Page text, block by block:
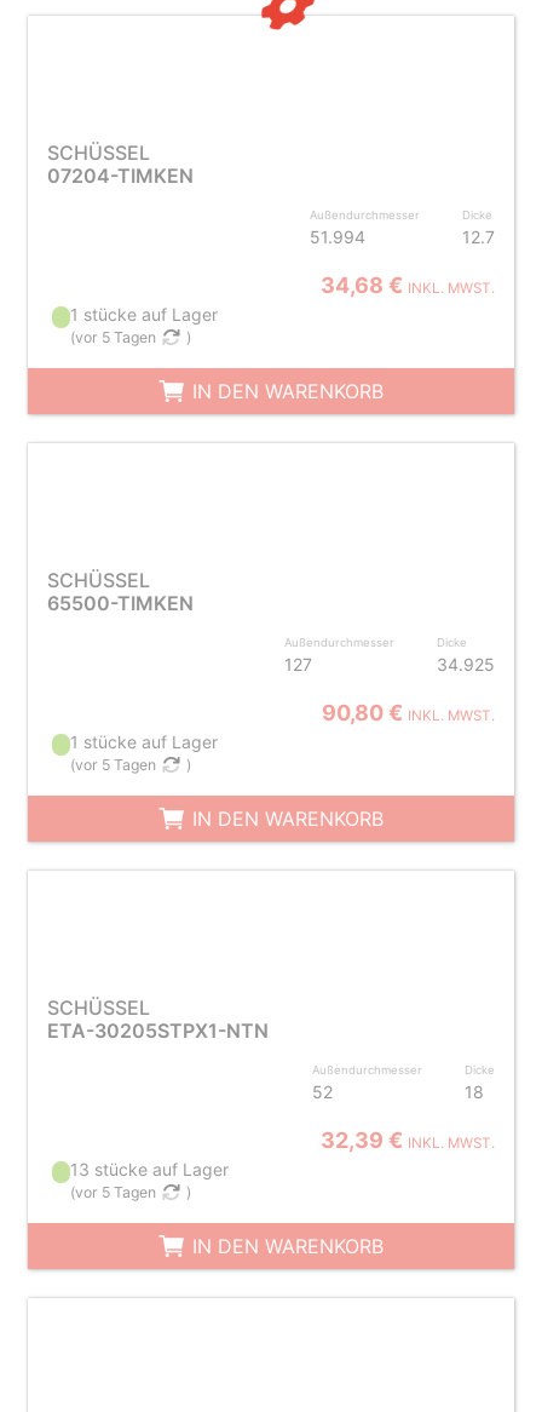
SCHÜSSEL
07204-TIMKEN
Außendurchmesser
51.994
Dicke
12.7
34,68 € INKL. MWST.
1 stücke auf Lager
(vor 5 Tagen )
IN DEN WARENKORB
SCHÜSSEL
65500-TIMKEN
Außendurchmesser
127
Dicke
34.925
90,80 € INKL. MWST.
1 stücke auf Lager
(vor 5 Tagen )
IN DEN WARENKORB
SCHÜSSEL
ETA-30205STPX1-NTN
Außendurchmesser
52
Dicke
18
32,39 € INKL. MWST.
13 stücke auf Lager
(vor 5 Tagen )
IN DEN WARENKORB